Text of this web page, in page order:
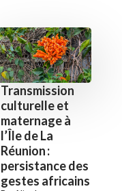
Transmission
culturelle et
maternage à
l’Île de La
Réunion :
persistance des
gestes africains